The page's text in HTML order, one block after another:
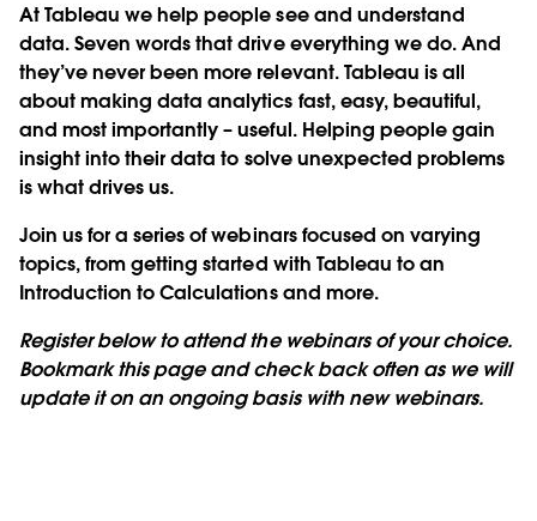
At Tableau we help people see and understand
data. Seven words that drive everything we do. And
they’ve never been more relevant. Tableau is all
about making data analytics fast, easy, beautiful,
and most importantly – useful. Helping people gain
insight into their data to solve unexpected problems
is what drives us.
Join us for a series of webinars focused on varying
topics, from getting started with Tableau to an
Introduction to Calculations and more.
Register below to attend the webinars of your choice.
Bookmark this page and check back often as we will
update it on an ongoing basis with new webinars.